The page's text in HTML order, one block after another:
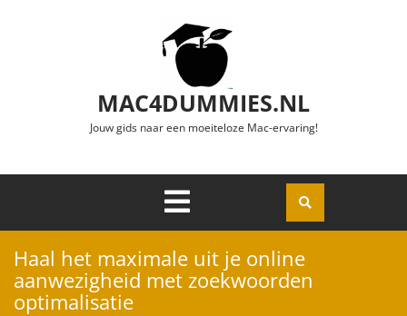
MAC4DUMMIES.NL
Jouw gids naar een moeiteloze Mac-ervaring!
Openen
Haal het maximale uit je online
aanwezigheid met zoekwoorden
optimalisatie